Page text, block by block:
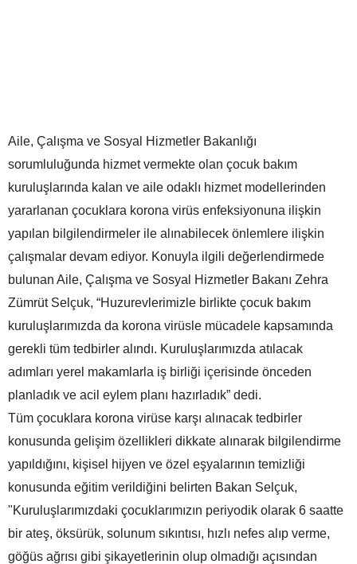
Aile, Çalışma ve Sosyal Hizmetler Bakanlığı
sorumluluğunda hizmet vermekte olan çocuk bakım
kuruluşlarında kalan ve aile odaklı hizmet modellerinden
yararlanan çocuklara korona virüs enfeksiyonuna ilişkin
yapılan bilgilendirmeler ile alınabilecek önlemlere ilişkin
çalışmalar devam ediyor. Konuyla ilgili değerlendirmede
bulunan Aile, Çalışma ve Sosyal Hizmetler Bakanı Zehra
Zümrüt Selçuk, “Huzurevlerimizle birlikte çocuk bakım
kuruluşlarımızda da korona virüsle mücadele kapsamında
gerekli tüm tedbirler alındı. Kuruluşlarımızda atılacak
adımları yerel makamlarla iş birliği içerisinde önceden
planladık ve acil eylem planı hazırladık” dedi.
Tüm çocuklara korona virüse karşı alınacak tedbirler
konusunda gelişim özellikleri dikkate alınarak bilgilendirme
yapıldığını, kişisel hijyen ve özel eşyalarının temizliği
konusunda eğitim verildiğini belirten Bakan Selçuk,
"Kuruluşlarımızdaki çocuklarımızın periyodik olarak 6 saatte
bir ateş, öksürük, solunum sıkıntısı, hızlı nefes alıp verme,
göğüs ağrısı gibi şikayetlerinin olup olmadığı açısından